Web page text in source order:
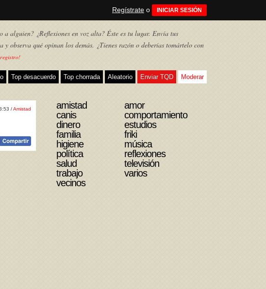
Regístrate o INICIAR SESIÓN
a alguien? ¿Reflexiones en voz alta? Éste es tu lugar. Envía tus
y observa qué opinan los demás. ¿Tienes razón o deberías tomártelo con
registro!
Top desacuerdo Top chorrada Aleatorio Enviar TQD Moderar
/Amistad amistad
amor
canis
comportamiento
dinero
estudios
familia
friki
higiene
música
política
reflexiones
salud
televisión
trabajo
varios
vecinos